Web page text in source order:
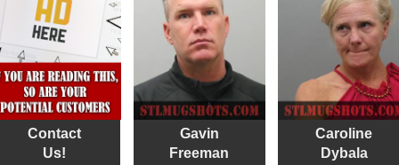
Contact
Us!
Gavin
Freeman
Caroline
Dybala